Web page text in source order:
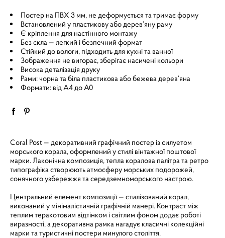
Постер на ПВХ 3 мм, не деформується та тримає форму
Встановлений у пластикову або дерев’яну раму
Є кріплення для настінного монтажу
Без скла — легкий і безпечний формат
Стійкий до вологи, підходить для кухні та ванної
Зображення не вигорає, зберігає насичені кольори
Висока деталізація друку
Рами: чорна та біла пластикова або бежева дерев’яна
Формати: від A4 до A0
Coral Post — декоративний графічний постер із силуетом
морського корала, оформлений у стилі вінтажної поштової
марки. Лаконічна композиція, тепла коралова палітра та ретро
типографіка створюють атмосферу морських подорожей,
сонячного узбережжя та середземноморського настрою.
Центральний елемент композиції — стилізований корал,
виконаний у мінімалістичній графічній манері. Контраст між
теплим теракотовим відтінком і світлим фоном додає роботі
виразності, а декоративна рамка нагадує класичні колекційні
марки та туристичні постери минулого століття.